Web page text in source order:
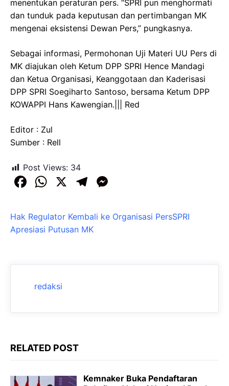
menentukan peraturan pers. “SPRI pun menghormati
dan tunduk pada keputusan dan pertimbangan MK
mengenai eksistensi Dewan Pers,” pungkasnya.
Sebagai informasi, Permohonan Uji Materi UU Pers di
MK diajukan oleh Ketum DPP SPRI Hence Mandagi
dan Ketua Organisasi, Keanggotaan dan Kaderisasi
DPP SPRI Soegiharto Santoso, bersama Ketum DPP
KOWAPPI Hans Kawengian.||| Red
Editor : Zul
Sumber : Rell
Post Views: 34
F
c
e
o
o
k
W
at
s
p
p
X
T
e
gr
m
s
n
Hak Regulator Kembali ke Organisasi PersSPRI
Apresiasi Putusan MK
redaksi
RELATED POST
Kemnaker Buka Pendaftaran